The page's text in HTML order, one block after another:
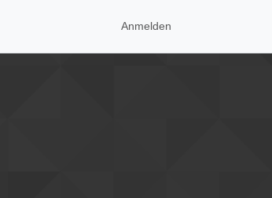
Anmelden